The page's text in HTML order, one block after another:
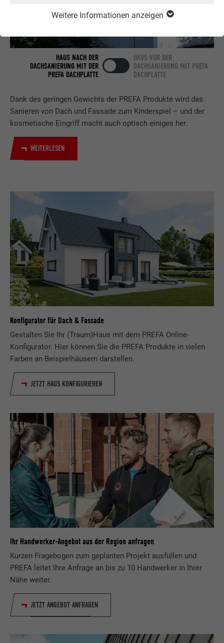
Weitere Informationen anzeigen
Dank des geringen Gewichts der PREFA Produkte wird das
Sanieren von Dach und Fassade zum Kinderspiel – und der
kosmetische Eingriff macht auch optisch einiges her.
WEITERLESEN
HAUS NACH DER
DACHSANIERUNG MIT DER
PREFA DACHPLATTE
HAUS VOR DER
DACHSANIERUNG MIT PREFA
DACHPLATTE
Konfigurator für Dach & Fassade
Gestalten Sie Ihr (Traum)Haus mit dem PREFA Online-
Konfigurator. Hier können Sie die PREFA Produkte in vielen
Farben an Beispielhäusern darstellen.
JETZT HAUS KONFIGURIEREN
Ihr Handwerker-Angebot aus der Region anfragen
Kurzen Fragebogen zum geplanten Projekt ausfüllen und
PREFA leitet Ihre Anfrage an bis zu 10 Handwerker in Ihrer
Nähe weiter.
JETZT ANGEBOT ANFRAGEN